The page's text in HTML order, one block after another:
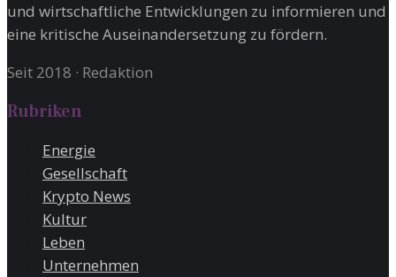
und wirtschaftliche Entwicklungen zu informieren und
eine kritische Auseinandersetzung zu fördern.
Seit 2018 · Redaktion
Rubriken
Energie
Gesellschaft
Krypto News
Kultur
Leben
Unternehmen